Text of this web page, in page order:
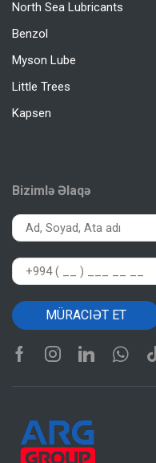
North Sea Lubricants
Benzol
Myson Lube
Little Trees
Kapsen
Bizimlə Əlaqə